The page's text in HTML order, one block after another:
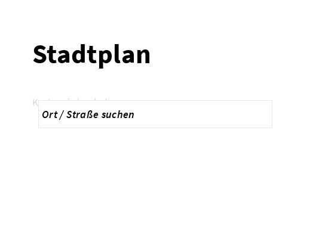
Stadtplan
Karte wird geladen...